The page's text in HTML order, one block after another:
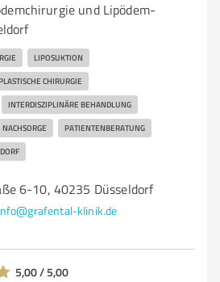
und Lipödem-
LIPOSUKTION
CHIRURGIE
INTERDISZIPLINÄRE BEHANDLUNG
NACHSORGE PATIENTENBERATUNG
6-10, 40235 Düsseldorf
klinik.de
5,00 / 5,00